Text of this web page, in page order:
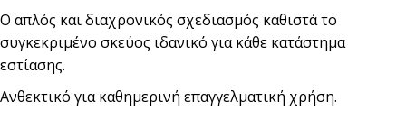
Ο απλός και διαχρονικός σχεδιασμός καθιστά το
συγκεκριμένο σκεύος ιδανικό για κάθε κατάστημα
εστίασης.
Ανθεκτικό για καθημερινή επαγγελματική χρήση.